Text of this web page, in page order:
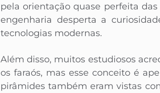
pela orientação quase perfeita
engenharia desperta a
tecnologias modernas.
Além disso, muitos estudiosos
os faraós, mas esse conceito é
pirâmides também eram vistas